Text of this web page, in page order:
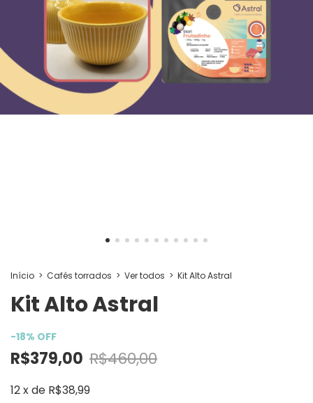
Início > Cafés torrados > Ver todos > Kit Alto Astral
Kit Alto Astral
-18% OFF
R$379,00 R$460,00
12xde R$38,99